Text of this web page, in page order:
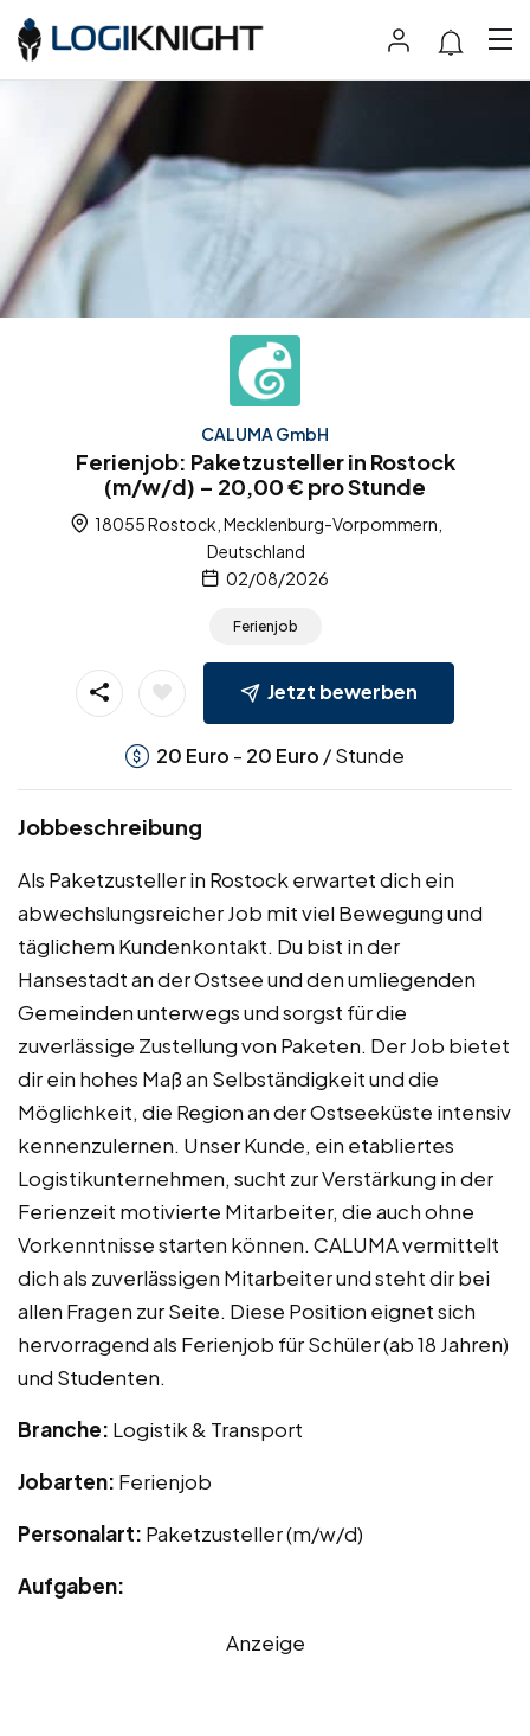
CALUMA GmbH
Ferienjob: Paketzusteller in Rostock
(m/w/d) – 20,00 € pro Stunde
18055 Rostock, Mecklenburg-Vorpommern,
Deutschland
02/08/2026
Ferienjob
Jetzt bewerben
20 Euro - 20 Euro / Stunde
Jobbeschreibung
Als Paketzusteller in Rostock erwartet dich ein
abwechslungsreicher Job mit viel Bewegung und
täglichem Kundenkontakt. Du bist in der
Hansestadt an der Ostsee und den umliegenden
Gemeinden unterwegs und sorgst für die
zuverlässige Zustellung von Paketen. Der Job bietet
dir ein hohes Maß an Selbständigkeit und die
Möglichkeit, die Region an der Ostseeküste intensiv
kennenzulernen. Unser Kunde, ein etabliertes
Logistikunternehmen, sucht zur Verstärkung in der
Ferienzeit motivierte Mitarbeiter, die auch ohne
Vorkenntnisse starten können. CALUMA vermittelt
dich als zuverlässigen Mitarbeiter und steht dir bei
allen Fragen zur Seite. Diese Position eignet sich
hervorragend als Ferienjob für Schüler (ab 18 Jahren)
und Studenten.
Branche: Logistik & Transport
Jobarten: Ferienjob
Personalart: Paketzusteller (m/w/d)
Aufgaben:
Anzeige